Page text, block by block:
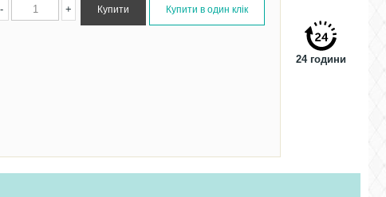
+
-
24 години